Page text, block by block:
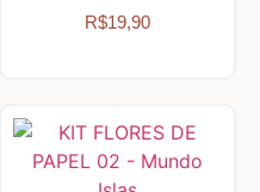
R$19,90